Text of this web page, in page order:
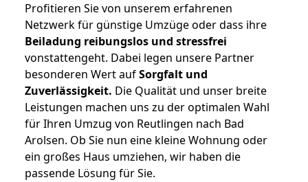
Profitieren Sie von unserem erfahrenen
Netzwerk für günstige Umzüge oder dass ihre
Beiladung reibungslos und stressfrei
vonstattengeht. Dabei legen unsere Partner
besonderen Wert aufSorgfalt und
Zuverlässigkeit. Die Qualität und unser breite
Leistungen machen uns zu der optimalen Wahl
für Ihren Umzug von Reutlingen nach Bad
Arolsen. Ob Sie nun eine kleine Wohnung oder
ein großes Haus umziehen, wir haben die
passende Lösung für Sie.